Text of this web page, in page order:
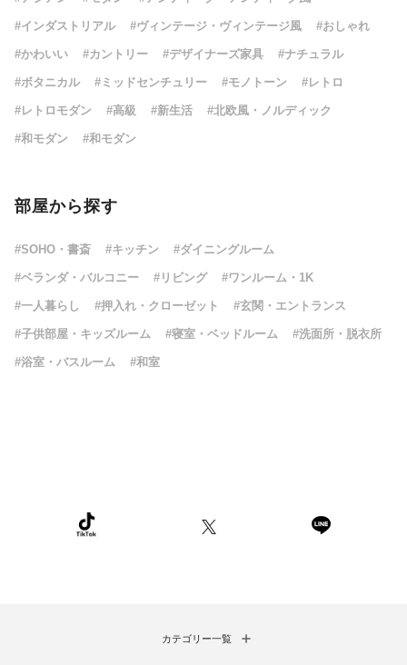
#インダストリアル #ヴィンテージ・ヴィンテージ風 #おしゃれ
#かわいい #カントリー #デザイナーズ家具 #ナチュラル
#ボタニカル #ミッドセンチュリー #モノトーン #レトロ
#レトロモダン #高級 #新生活 #北欧風・ノルディック
#和モダン #和モダン
部屋から探す
#SOHO・書斎 #キッチン #ダイニングルーム
#ベランダ・バルコニー #リビング #ワンルーム・1K
#一人暮らし #押入れ・クローゼット #玄関・エントランス
#子供部屋・キッズルーム #寝室・ベッドルーム #洗面所・脱衣所
#浴室・バスルーム #和室
カテゴリー一覧